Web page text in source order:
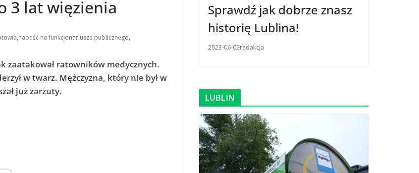
3 lat więzienia
,napaść na funkcjonariusza publicznego,
zaatakował ratowników medycznych.
w twarz. Mężczyzna, który nie był w
już zarzuty.
Sprawdź jak dobrze znasz
historię Lublina!
2023-06-02redakcja
LUBLIN